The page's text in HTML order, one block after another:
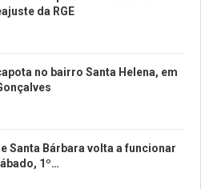
da RGE
no bairro Santa Helena, em
Santa Bárbara volta a funcionar
1º…